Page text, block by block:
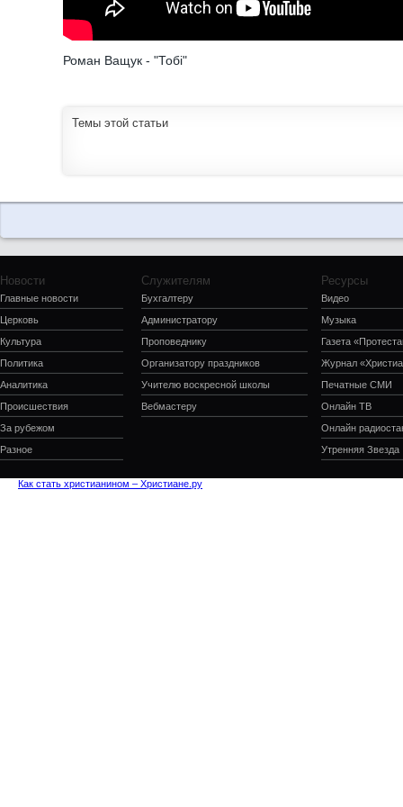
Роман Ващук - "Тобі"
Темы этой статьи
Новости
Главные новости
Церковь
Культура
Политика
Аналитика
Происшествия
За рубежом
Разное
Служителям
Бухгалтеру
Администратору
Проповеднику
Организатору праздников
Учителю воскресной школы
Вебмастеру
Ресурсы
Видео
Музыка
Газета
Журнал
Печатные СМИ
Онлайн ТВ
Онлайн
Утренняя Звезда
Как стать христианином – Христиане.ру